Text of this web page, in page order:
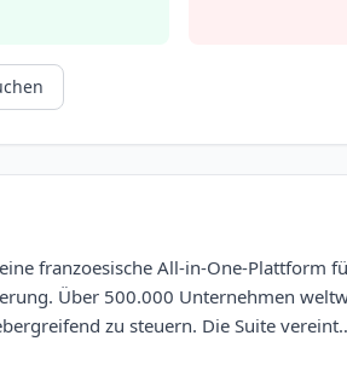
franzoesische All-in-One-Plattform
Über 500.000 Unternehmen
zu steuern. Die Suite